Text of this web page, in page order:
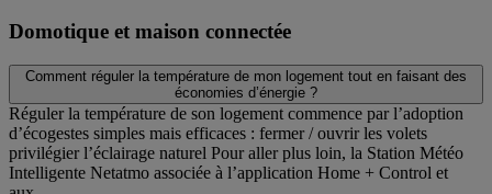
Domotique et maison connectée
Comment réguler la température de mon logement tout en faisant des
économies d’énergie ?
Réguler la température de son logement commence par l’adoption
d’écogestes simples mais efficaces : fermer / ouvrir les volets
privilégier l’éclairage naturel Pour aller plus loin, la Station Météo
Intelligente Netatmo associée à l’application Home + Control et